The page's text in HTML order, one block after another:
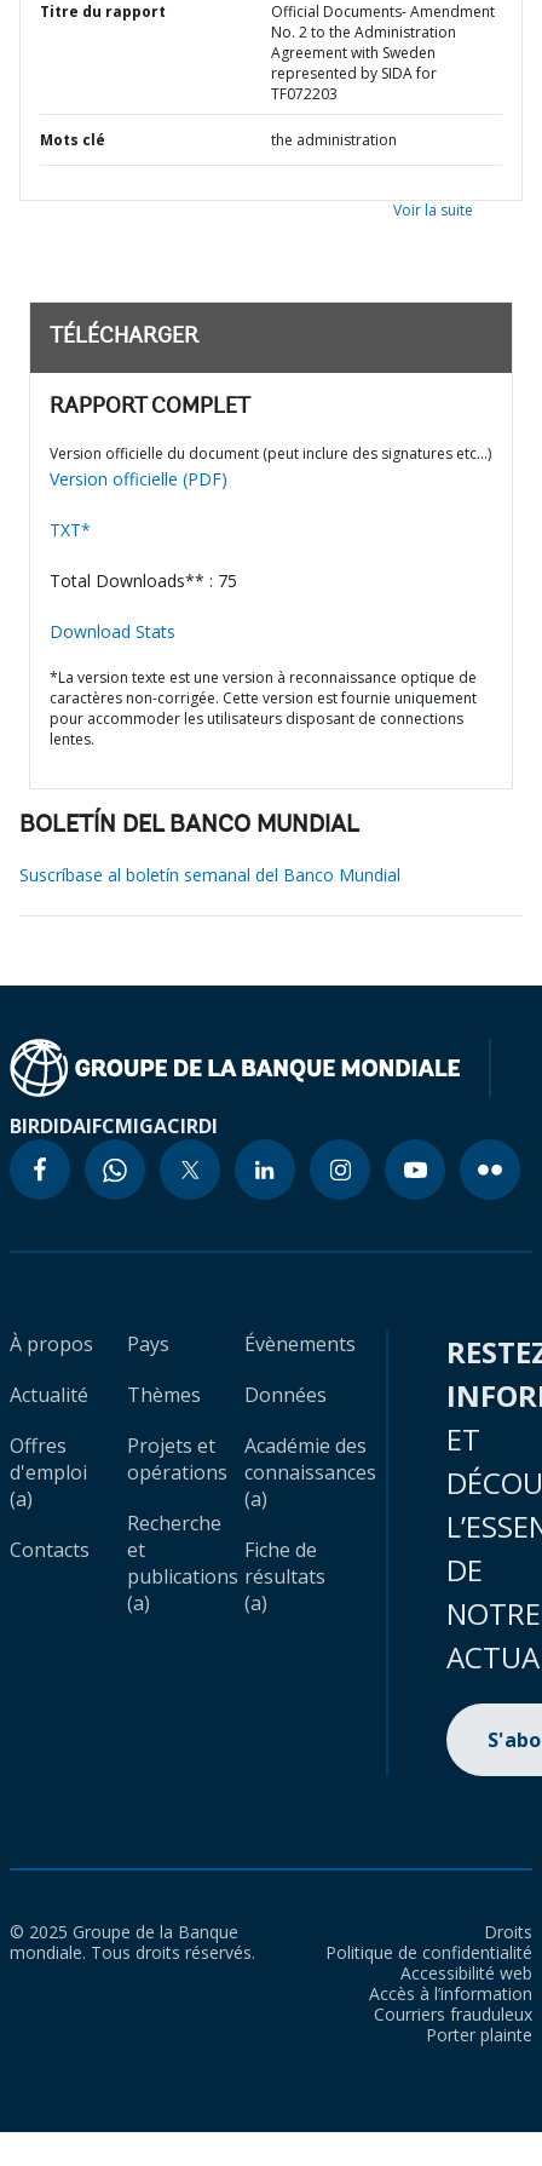
Titre du rapport
Official Documents- Amendment
No. 2 to the Administration
Agreement with Sweden
represented by SIDA for
TF072203
Mots clé the administration
Voir la suite
TÉLÉCHARGER
RAPPORT COMPLET
Version officielle du document (peut inclure des signatures etc…)
Version officielle (PDF)
TXT*
Total Downloads** : 75
Download Stats
*La version texte est une version à reconnaissance optique de
caractères non-corrigée. Cette version est fournie uniquement
pour accommoder les utilisateurs disposant de connections
lentes.
BOLETÍN DEL BANCO MUNDIAL
Suscríbase al boletín semanal del Banco Mundial
BIRDIDAIFCMIGACIRDI
À propos
Actualité
Offres
d'emploi
(a)
Contacts
Pays
Thèmes
Projets et
opérations
Recherche
et
publications
(a)
Évènements
Données
Académie des
connaissances
(a)
Fiche de
résultats
(a)
ET
DE
NOTRE
© 2025 Groupe de la Banque
mondiale. Tous droits réservés.
Droits
Politique de confidentialité
Accessibilité web
Accès à l’information
Courriers frauduleux
Porter plainte